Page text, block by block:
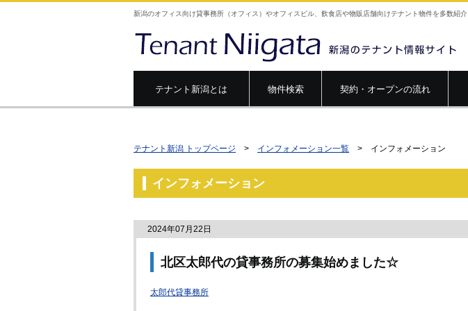
新潟のオフィス向け貸事務所（オフィス）やオフィスビル、飲食店や物販店舗向けテナント物件を多数紹介
テナント新潟とは 物件検索 契約・オープンの流れ
テナント新潟 トップページ > インフォメーション一覧 > インフォメーション
インフォメーション
2024年07月22日
北区太郎代の貸事務所の募集始めました☆
太郎代貸事務所